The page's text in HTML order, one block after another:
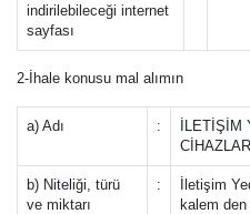
indirilebileceği internet
sayfası
2-İhale konusu mal alımın
a) Adı :
İLETİŞİM
CİHAZLARI
b) Niteliği, türü
ve miktarı
:
İletişim
kalem den